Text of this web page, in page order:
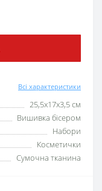
Всі характеристики
25,5x17x3,5 см
Вишивка бісером
Набори
Косметички
Сумочна тканина